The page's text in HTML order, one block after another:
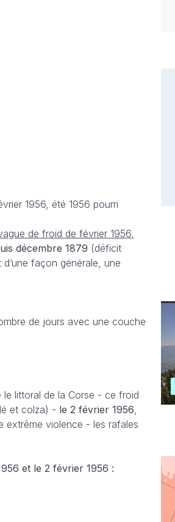
1956, été 1956 pourri
de froid de février 1956,
décembre 1879 (déficit
façon générale, une
de jours avec une couche
le littoral de la Corse - ce froid
et colza) - le 2 février 1956,
extrême violence - les rafales
et le 2 février 1956 :